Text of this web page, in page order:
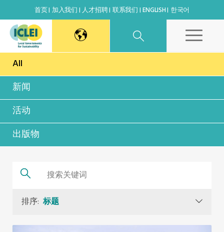
首页 加入我们 人才招聘 联系我们 ENGLISH 한국어
东亚秘书处
韩国办公室
日本办公室
北京代表处
高雄能力建设中心
全球秘书处
All
新闻
活动
出版物
排序: 标题